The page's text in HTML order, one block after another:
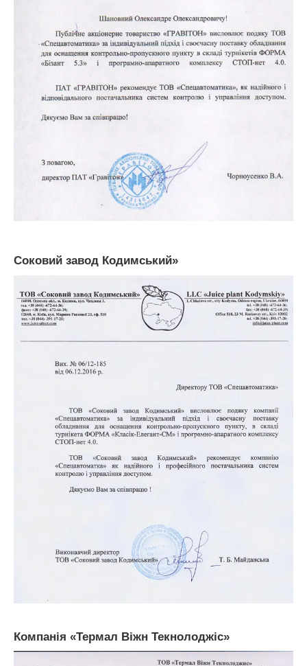
Соковий завод Кодимський»
Компанія «Термал Віжн Текнолоджіс»